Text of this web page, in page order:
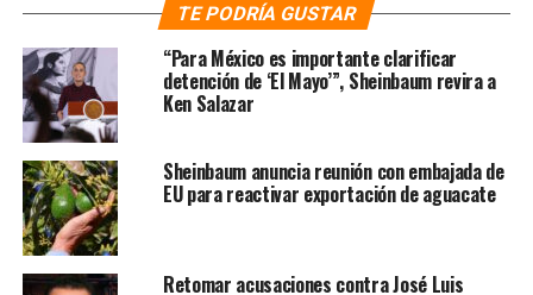
Nacido en nuestra ciudad,
en la colonia Clavería, José
José se convirtió en uno de
los más grandes símbolos
de la música popular
mexicana.
TE PODRÍA GUSTAR
“Para México es importante clarificar
detención de ‘El Mayo’”, Sheinbaum revira a
Ken Salazar
Sheinbaum anuncia reunión con embajada de
EU para reactivar exportación de aguacate
Retomar acusaciones contra José Luis